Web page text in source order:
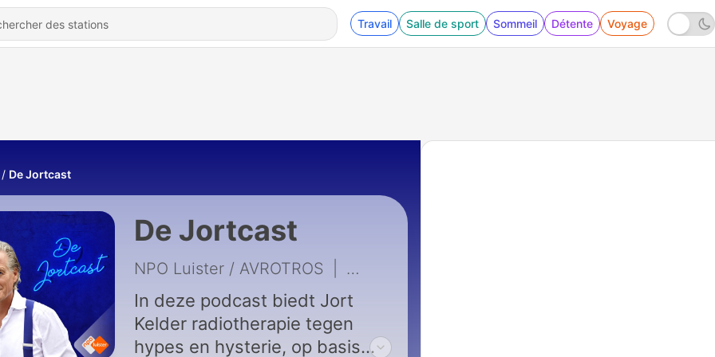
Travail Salle de sport Sommeil Détente Voyage
De Jortcast
De Jortcast
NPO Luister / AVROTROS 1761 - dr Kelder en Co - 8 augustus 2026 -
In deze podcast biedt Jort
Kelder radiotherapie tegen
hypes en hysterie, op basis